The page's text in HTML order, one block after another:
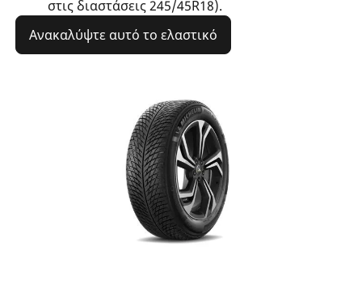
στις διαστάσεις 245/45R18).
Ανακαλύψτε αυτό το ελαστικό